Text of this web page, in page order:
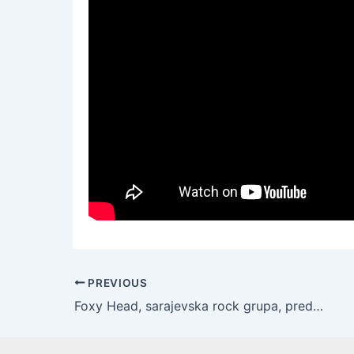
PREVIOUS
Foxy Head, sarajevska rock grupa, predstavlja svoj najnoviji singl “Da ne mislim na bol”